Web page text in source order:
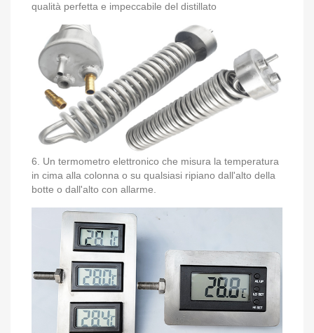
qualità perfetta e impeccabile del distillato
6. Un termometro elettronico che misura la temperatura
in cima alla colonna o su qualsiasi ripiano dall'alto della
botte o dall'alto con allarme.